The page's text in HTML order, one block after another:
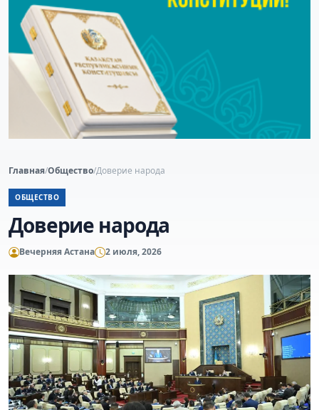
Главная/Общество/Доверие народа
ОБЩЕСТВО
Доверие народа
Вечерняя Астана 2 июля, 2026